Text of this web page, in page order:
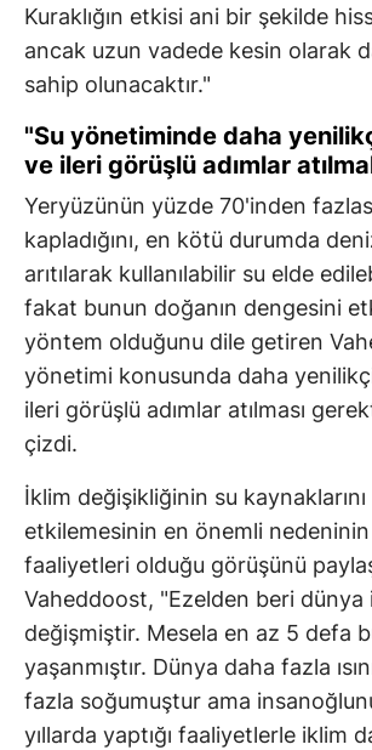
Kuraklığın etkisi ani bir şekilde
ancak uzun vadede kesin olarak
sahip olunacaktır."
"Su yönetiminde daha
ve ileri görüşlü adımlar
Yeryüzünün yüzde 70'inden
kapladığını, en kötü durumda
arıtılarak kullanılabilir su elde
fakat bunun doğanın dengesini
yöntem olduğunu dile getiren
yönetimi konusunda daha
ileri görüşlü adımlar atılması
çizdi.
İklim değişikliğinin su
etkilemesinin en önemli
faaliyetleri olduğu görüşünü
Vaheddoost, "Ezelden beri dünya
değişmiştir. Mesela en az 5 defa
yaşanmıştır. Dünya daha fazla
fazla soğumuştur ama
yıllarda yaptığı faaliyetlerle iklim